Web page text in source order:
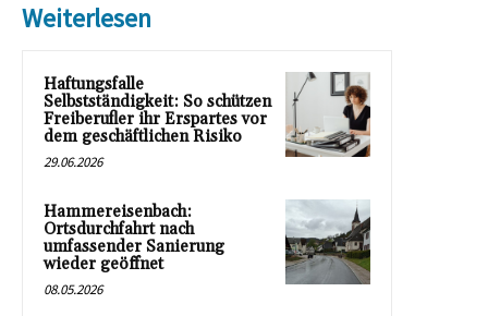
Weiterlesen
Haftungsfalle
Selbstständigkeit: So schützen
Freiberufler ihr Erspartes vor
dem geschäftlichen Risiko
29.06.2026
Hammereisenbach:
Ortsdurchfahrt nach
umfassender Sanierung
wieder geöffnet
08.05.2026